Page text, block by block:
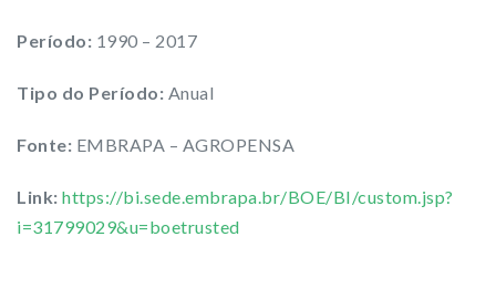
Período: 1990 – 2017
Tipo do Período: Anual
Fonte: EMBRAPA – AGROPENSA
Link: https://bi.sede.embrapa.br/BOE/BI/custom.jsp?
i=31799029&u=boetrusted